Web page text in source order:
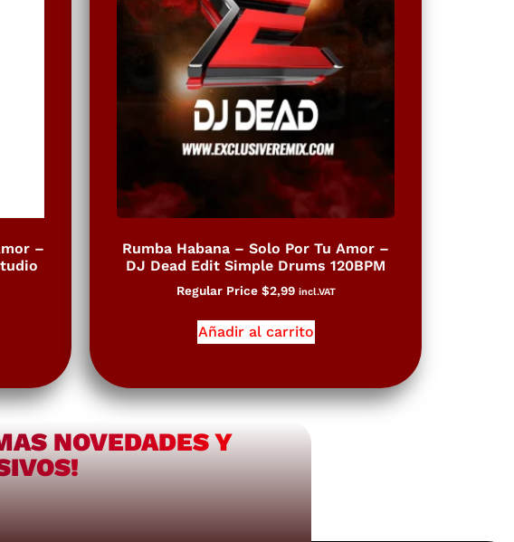
–
Rumba Habana – Solo Por Tu Amor –
DJ Dead Edit Simple Drums 120BPM
Regular Price $2,99 incl.VAT
Añadir al carrito
NOVEDADES Y